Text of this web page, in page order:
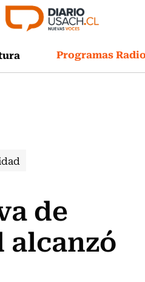
Programas
de